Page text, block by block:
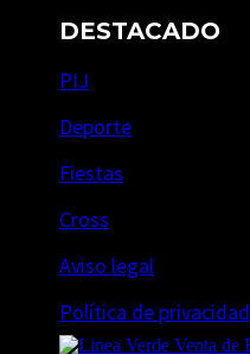
DESTACADO
PIJ
Deporte
Fiestas
Cross
Aviso legal
Política de privacidad